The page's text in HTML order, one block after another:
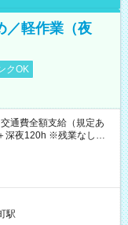
／軽作業（夜
クOK
通費全額支給（規定あ
深夜120h ※残業なしの場
駅